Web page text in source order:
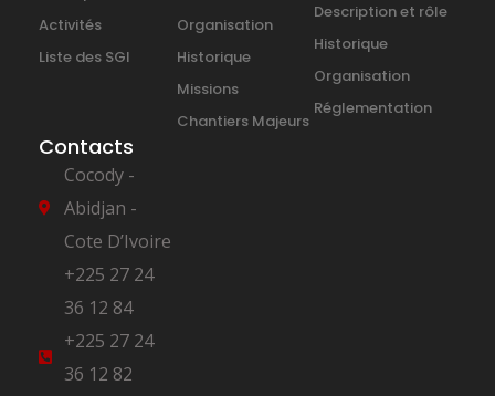
Activités
Liste des SGI
Organisation
Historique
Missions
Chantiers Majeurs
Description et rôle
Historique
Organisation
Réglementation
Contacts
Cocody -
Abidjan -
Cote D’Ivoire
+225 27 24
36 12 84
+225 27 24
36 12 82